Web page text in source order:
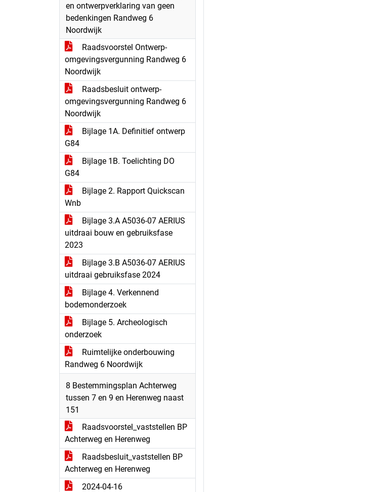
en ontwerpverklaring van geen
bedenkingen Randweg 6
Noordwijk
Raadsvoorstel Ontwerp-
omgevingsvergunning Randweg 6
Noordwijk
Raadsbesluit ontwerp-
omgevingsvergunning Randweg 6
Noordwijk
Bijlage 1A. Definitief ontwerp
G84
Bijlage 1B. Toelichting DO
G84
Bijlage 2. Rapport Quickscan
Wnb
Bijlage 3.A A5036-07 AERIUS
uitdraai bouw en gebruiksfase
2023
Bijlage 3.B A5036-07 AERIUS
uitdraai gebruiksfase 2024
Bijlage 4. Verkennend
bodemonderzoek
Bijlage 5. Archeologisch
onderzoek
Ruimtelijke onderbouwing
Randweg 6 Noordwijk
8 Bestemmingsplan Achterweg
tussen 7 en 9 en Herenweg naast
151
Raadsvoorstel_vaststellen BP
Achterweg en Herenweg
Raadsbesluit_vaststellen BP
Achterweg en Herenweg
2024-04-16